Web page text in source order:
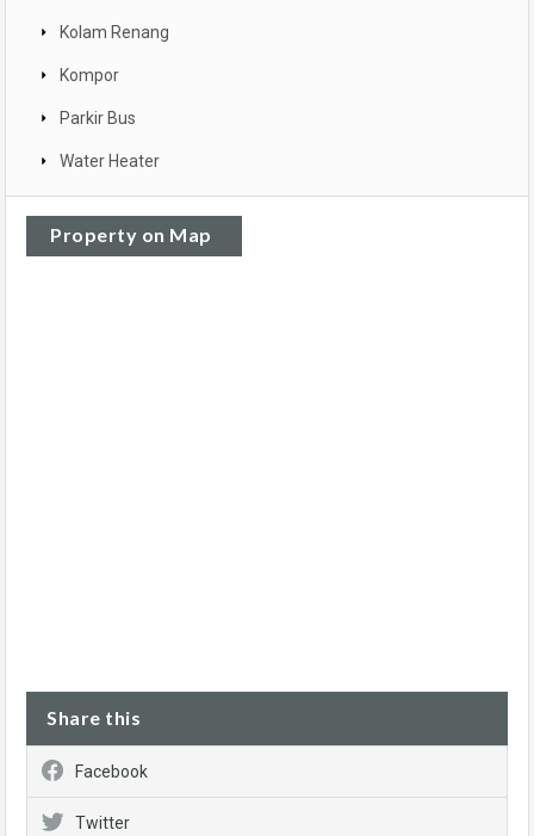
Kolam Renang
Kompor
Parkir Bus
Water Heater
Property on Map
Share this
Facebook
Twitter